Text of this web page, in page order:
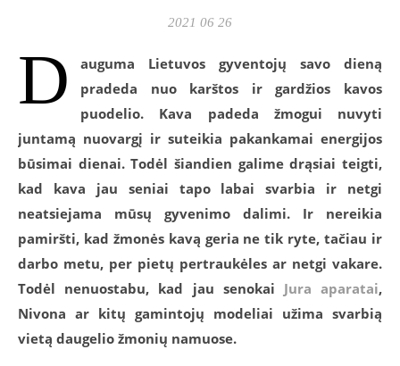
2021 06 26
D
auguma Lietuvos gyventojų savo dieną
pradeda nuo karštos ir gardžios kavos
puodelio. Kava padeda žmogui nuvyti
juntamą nuovargį ir suteikia pakankamai energijos
būsimai dienai. Todėl šiandien galime drąsiai teigti,
kad kava jau seniai tapo labai svarbia ir netgi
neatsiejama mūsų gyvenimo dalimi. Ir nereikia
pamiršti, kad žmonės kavą geria ne tik ryte, tačiau ir
darbo metu, per pietų pertraukėles ar netgi vakare.
Todėl nenuostabu, kad jau senokai Jura aparatai,
Nivona ar kitų gamintojų modeliai užima svarbią
vietą daugelio žmonių namuose.